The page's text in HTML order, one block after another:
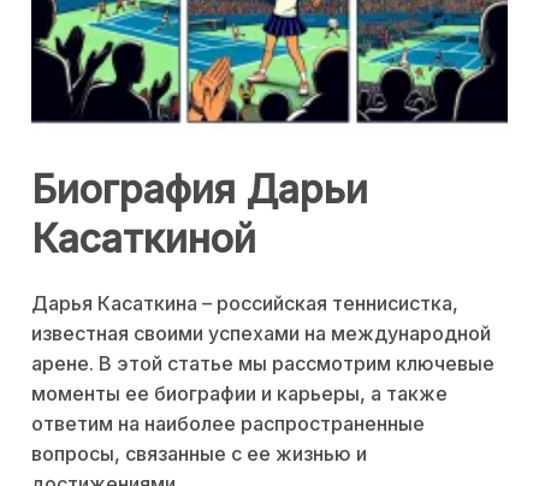
Биография Дарьи
Касаткиной
Дарья Касаткина – российская теннисистка,
известная своими успехами на международной
арене. В этой статье мы рассмотрим ключевые
моменты ее биографии и карьеры, а также
ответим на наиболее распространенные
вопросы, связанные с ее жизнью и